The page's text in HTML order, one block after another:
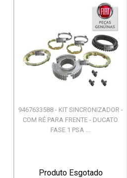
9467633588 - KIT SINCRONIZADOR -
COM RÉ PARA FRENTE - DUCATO
FASE 1 PSA ...
Produto Esgotado